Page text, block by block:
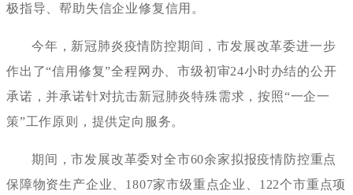
极指导、帮助失信企业修复信用。
今年，新冠肺炎疫情防控期间，市发展改革委进一步
作出了“信用修复”全程网办、市级初审24小时办结的公开
承诺，并承诺针对抗击新冠肺炎特殊需求，按照“一企一
策”工作原则，提供定向服务。
期间，市发展改革委对全市60余家拟报疫情防控重点
保障物资生产企业、1807家市级重点企业、122个市重点项